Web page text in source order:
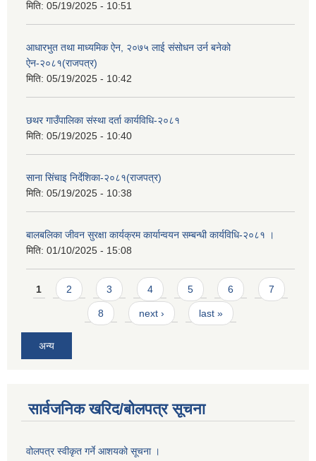
मिति: 05/19/2025 - 10:51
आधारभुत तथा माध्यमिक ऐन, २०७५ लाई संसोधन उर्न बनेको
ऐन-२०८१(राजपत्र)
मिति: 05/19/2025 - 10:42
छथर गाउँपालिका संस्था दर्ता कार्यविधि-२०८१
मिति: 05/19/2025 - 10:40
साना सिंचाइ निर्देशिका-२०८१(राजपत्र)
मिति: 05/19/2025 - 10:38
बालबलिका जीवन सुरक्षा कार्यक्रम कार्यान्वयन सम्बन्धी कार्यविधि-२०८१ ।
मिति: 01/10/2025 - 15:08
Pages
1 2 3 4 5 6 7
8 next › last »
अन्य
सार्वजनिक खरिद/बोलपत्र सूचना
वोलपत्र स्वीकृत गर्ने आशयको सूचना ।